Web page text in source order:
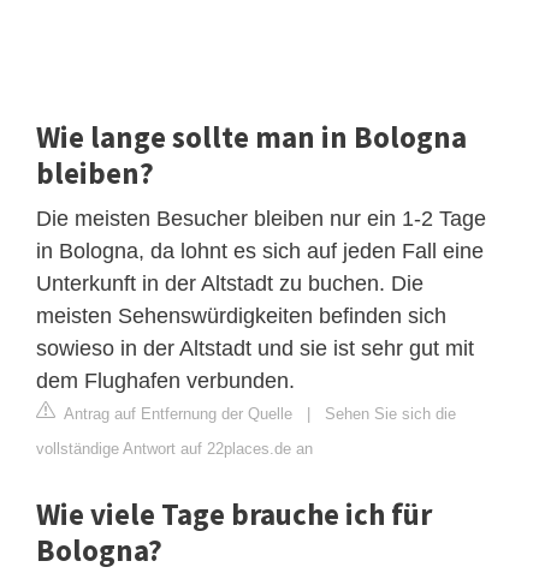
Wie lange sollte man in Bologna
bleiben?
Die meisten Besucher bleiben nur ein 1-2 Tage
in Bologna, da lohnt es sich auf jeden Fall eine
Unterkunft in der Altstadt zu buchen. Die
meisten Sehenswürdigkeiten befinden sich
sowieso in der Altstadt und sie ist sehr gut mit
dem Flughafen verbunden.
Antrag auf Entfernung der Quelle
Sehen Sie sich die
vollständige Antwort auf 22places.de an
Wie viele Tage brauche ich für
Bologna?